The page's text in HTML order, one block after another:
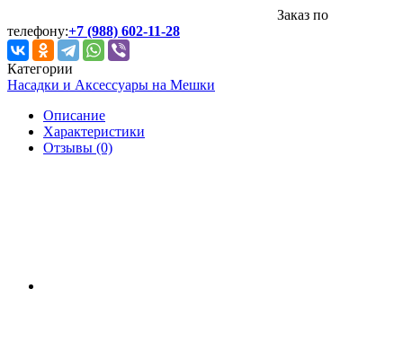
Заказ по
телефону:+7 (988) 602-11-28
Категории
Насадки и Аксессуары на Мешки
Описание
Характеристики
Отзывы (0)